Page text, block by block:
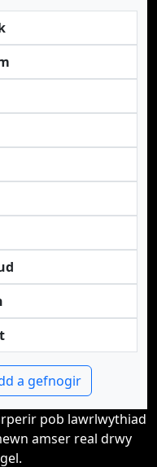
a gefnogir
pob lawrlwythiad
amser real drwy